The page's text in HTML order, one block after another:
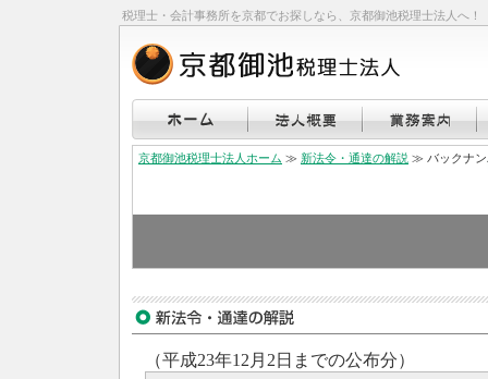
税理士・会計事務所を京都でお探しなら、京都御池税理士法人へ！
京都御池税理士法人ホーム ≫ 新法令・通達の解説 ≫ バックナン
（平成23年12月2日までの公布分）